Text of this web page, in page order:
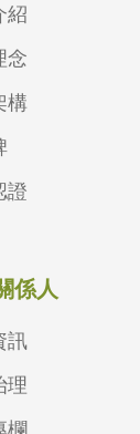
紹
念
構
證
係人
訊
理
欄